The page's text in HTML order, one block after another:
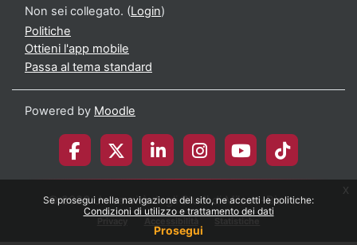
Se prosegui nella navigazione del sito, ne accetti le politiche:
Condizioni di utilizzo e trattamento dei dati
Prosegui
x
Non sei collegato. (Login)
Politiche
Ottieni l'app mobile
Passa al tema standard
Powered by Moodle
© 2026 Università degli Studi di Milano-Bicocca